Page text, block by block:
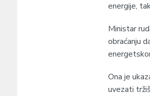
energije,
Ministar
obraćanju
Ona je
uvezati